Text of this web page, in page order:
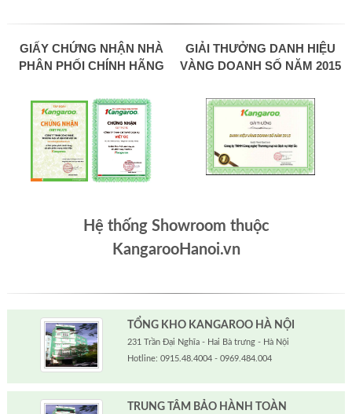
GIẤY CHỨNG NHẬN NHÀ
PHÂN PHỐI CHÍNH HÃNG
GIẢI THƯỞNG DANH HIỆU
VÀNG DOANH SỐ NĂM 2015
Hệ thống Showroom thuộc
KangarooHanoi.vn
TỔNG KHO KANGAROO HÀ NỘI
231 Trần Đại Nghĩa - Hai Bà trưng - Hà Nội
Hotline: 0915.48.4004 - 0969.484.004
TRUNG TÂM BẢO HÀNH TOÀN